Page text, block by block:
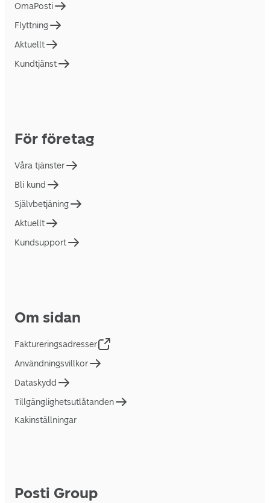
OmaPosti
Flyttning
Aktuellt
Kundtjänst
För företag
Våra tjänster
Bli kund
Självbetjäning
Aktuellt
Kundsupport
Om sidan
Faktureringsadresser
Användningsvillkor
Dataskydd
Tillgänglighetsutlåtanden
Kakinställningar
Posti Group